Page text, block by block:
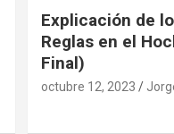
Explicación de
Reglas en el
Final)
octubre 12, 2023